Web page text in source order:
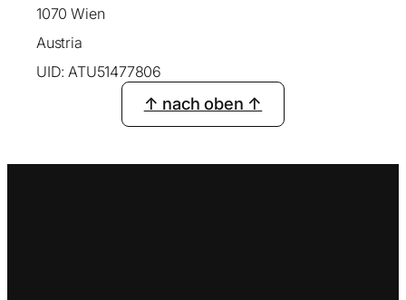
1070 Wien
Austria
UID: ATU51477806
↑ nach oben ↑